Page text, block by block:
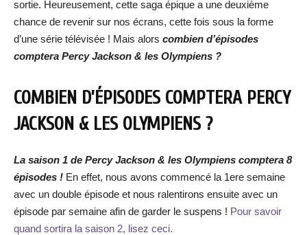
sortie. Heureusement, cette saga épique a une deuxième
chance de revenir sur nos écrans, cette fois sous la forme
d’une série télévisée ! Mais alors combien d’épisodes
comptera Percy Jackson & les Olympiens ?
COMBIEN D’ÉPISODES COMPTERA PERCY
JACKSON & LES OLYMPIENS ?
La saison 1 de Percy Jackson & les Olympiens comptera 8
épisodes ! En effet, nous avons commencé la 1ere semaine
avec un double épisode et nous ralentirons ensuite avec un
épisode par semaine afin de garder le suspens ! Pour savoir
quand sortira la saison 2, lisez ceci.